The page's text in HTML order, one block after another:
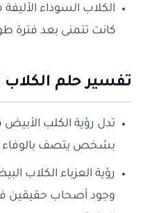
الكلاب السوداء الأليفة
كانت تتمنى بعد فترة
تفسير حلم الكلاب
تدل رؤية الكلب الأبيض
بشخص يتصف بالوفاء
رؤية العزباء الكلاب
وجود أصحاب حقيقين